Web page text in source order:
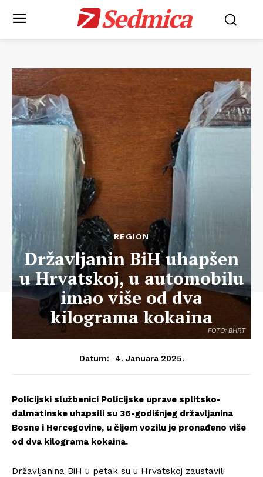
Sedmica
FOTO: BHRT
REGION
Državljanin BiH uhapšen
u Hrvatskoj, u automobilu
imao više od dva
kilograma kokaina
Datum: 4. Januara 2025.
Policijski službenici Policijske uprave splitsko-
dalmatinske uhapsili su 36-godišnjeg državljanina
Bosne i Hercegovine, u čijem vozilu je pronađeno više
od dva kilograma kokaina.
Državljanina BiH u petak su u Hrvatskoj zaustavili